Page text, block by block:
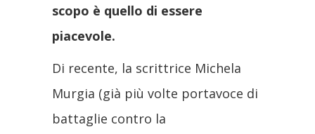
scopo è quello di essere
piacevole.
Di recente, la scrittrice Michela
Murgia (già più volte portavoce di
battaglie contro la